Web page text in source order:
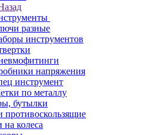
разные
инструментов
напряжения
инструмент
по металлу
бутылки
противоскользящие
на колеса